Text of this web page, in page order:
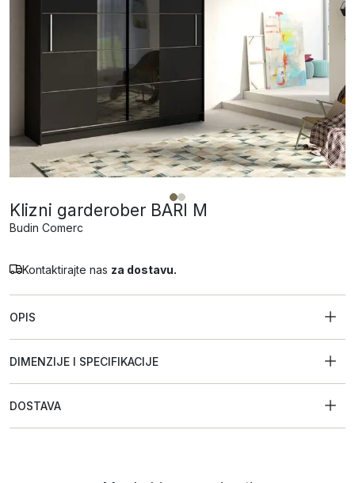
Klizni garderober BARI M
Budin Comerc
Kontaktirajte nas za dostavu.
OPIS
DIMENZIJE I SPECIFIKACIJE
DOSTAVA